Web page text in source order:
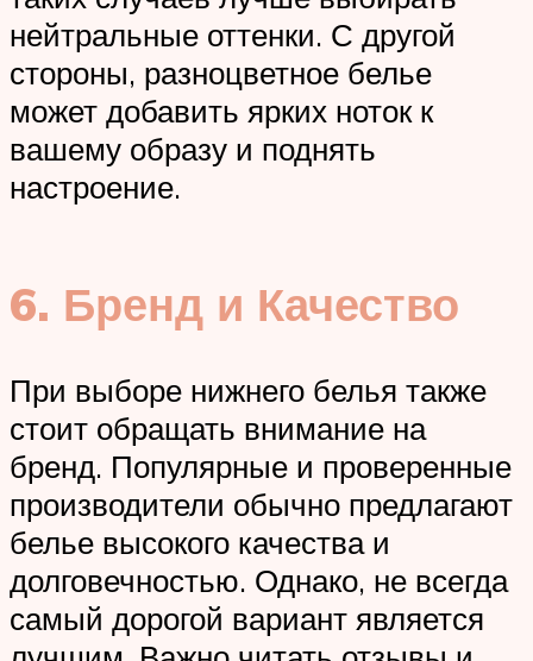
нейтральные оттенки. С другой
стороны, разноцветное белье
может добавить ярких ноток к
вашему образу и поднять
настроение.
6. Бренд и Качество
При выборе нижнего белья также
стоит обращать внимание на
бренд. Популярные и проверенные
производители обычно предлагают
белье высокого качества и
долговечностью. Однако, не всегда
самый дорогой вариант является